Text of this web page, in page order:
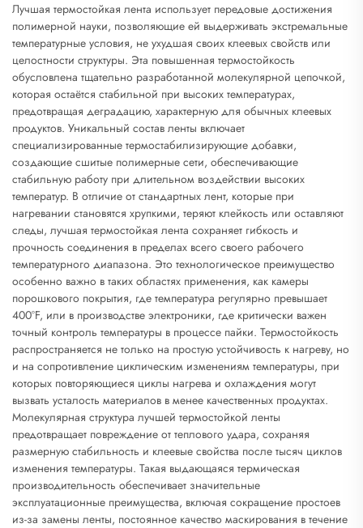
Лучшая термостойкая лента использует передовые достижения
полимерной науки, позволяющие ей выдерживать экстремальные
температурные условия, не ухудшая своих клеевых свойств или
целостности структуры. Эта повышенная термостойкость
обусловлена тщательно разработанной молекулярной цепочкой,
которая остаётся стабильной при высоких температурах,
предотвращая деградацию, характерную для обычных клеевых
продуктов. Уникальный состав ленты включает
специализированные термостабилизирующие добавки,
создающие сшитые полимерные сети, обеспечивающие
стабильную работу при длительном воздействии высоких
температур. В отличие от стандартных лент, которые при
нагревании становятся хрупкими, теряют клейкость или оставляют
следы, лучшая термостойкая лента сохраняет гибкость и
прочность соединения в пределах всего своего рабочего
температурного диапазона. Это технологическое преимущество
особенно важно в таких областях применения, как камеры
порошкового покрытия, где температура регулярно превышает
400°F, или в производстве электроники, где критически важен
точный контроль температуры в процессе пайки. Термостойкость
распространяется не только на простую устойчивость к нагреву, но
и на сопротивление циклическим изменениям температуры, при
которых повторяющиеся циклы нагрева и охлаждения могут
вызвать усталость материалов в менее качественных продуктах.
Молекулярная структура лучшей термостойкой ленты
предотвращает повреждение от теплового удара, сохраняя
размерную стабильность и клеевые свойства после тысяч циклов
изменения температуры. Такая выдающаяся термическая
производительность обеспечивает значительные
эксплуатационные преимущества, включая сокращение простоев
из-за замены ленты, постоянное качество маскирования в течение